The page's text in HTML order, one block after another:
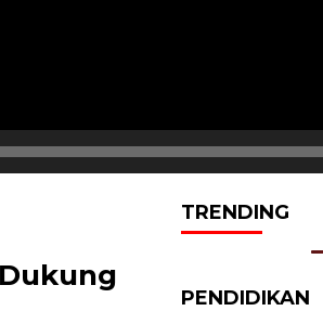
TRENDING
PENDIDIKAN